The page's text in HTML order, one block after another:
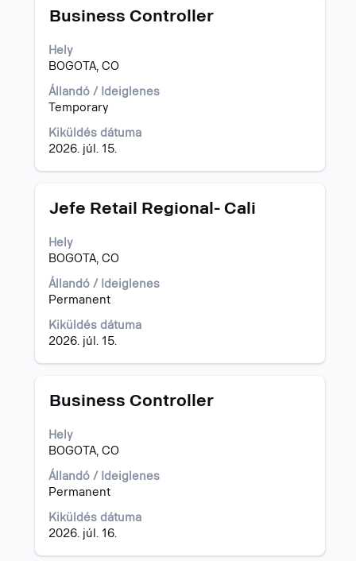
Cím
Business Controller
Hely
BOGOTA, CO
Állandó / Ideiglenes
Temporary
Kiküldés dátuma
2026. júl. 15.
Jelölje
a
szóköz
billentyűvel
az
állásinformáció
tartalmának
megtekintéséhez.
Cím
Jefe Retail Regional- Cali
Hely
BOGOTA, CO
Állandó / Ideiglenes
Permanent
Kiküldés dátuma
2026. júl. 15.
Jelölje
a
szóköz
billentyűvel
az
állásinformáció
tartalmának
megtekintéséhez.
Cím
Business Controller
Hely
BOGOTA, CO
Állandó / Ideiglenes
Permanent
Kiküldés dátuma
2026. júl. 16.
Jelölje
a
szóköz
billentyűvel
az
állásinformáció
tartalmának
megtekintéséhez.